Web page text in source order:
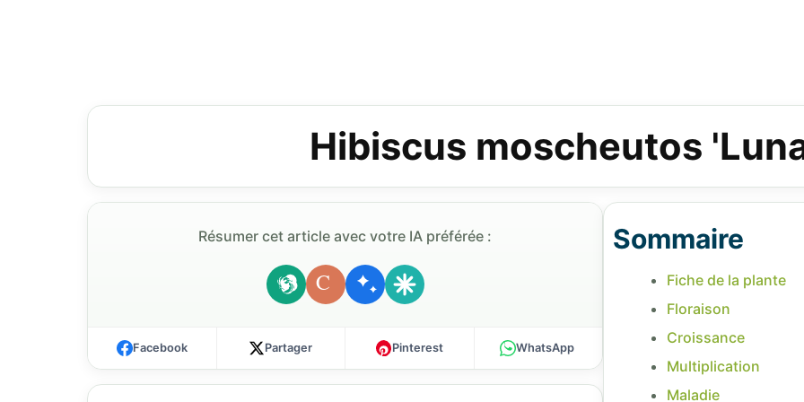
Hibiscus moscheutos
Résumer cet article avec votre IA préférée :
C
Facebook Partager Pinterest WhatsApp
Sommaire
Fiche de la plante
Floraison
Croissance
Multiplication
Maladie